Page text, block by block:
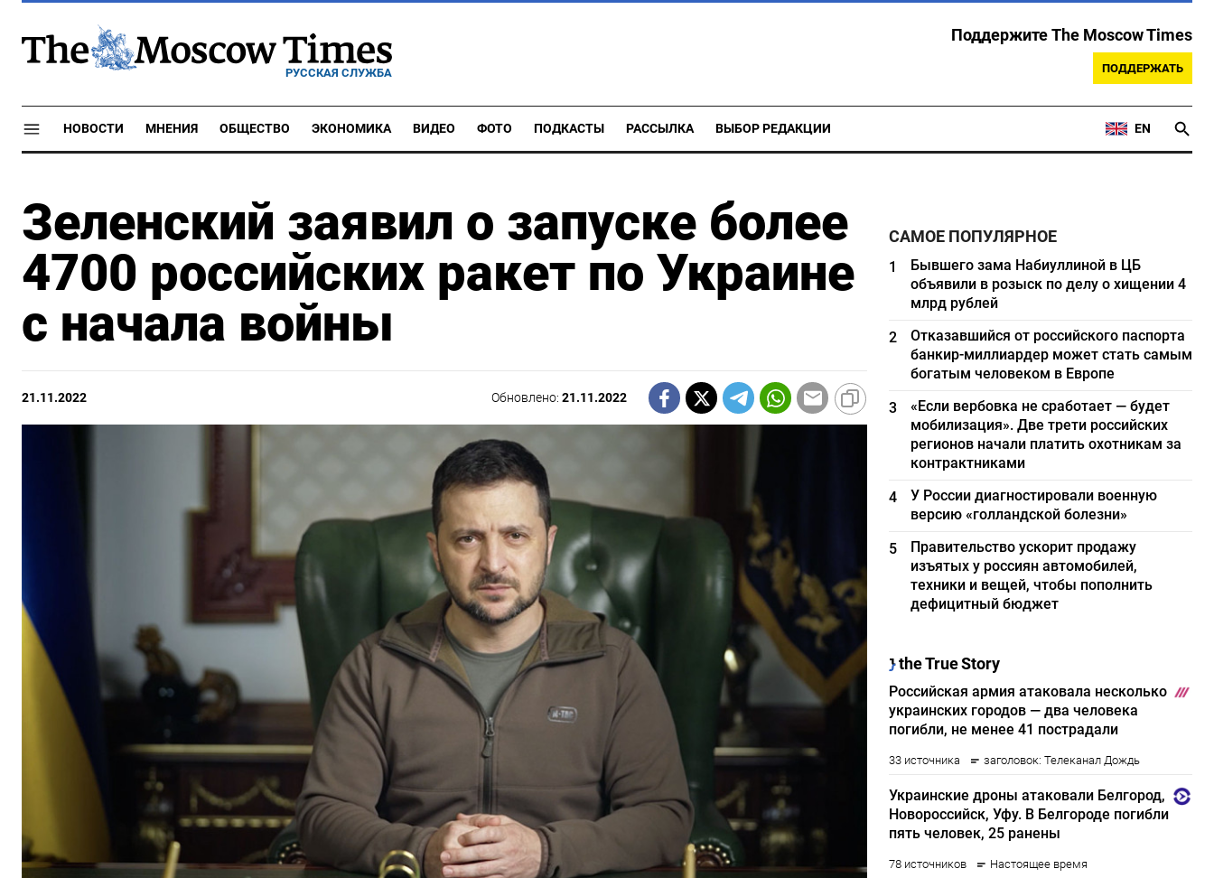
РУССКАЯ СЛУЖБА
Поддержите The Moscow Times
ПОДДЕРЖАТЬ
НОВОСТИ МНЕНИЯ ОБЩЕСТВО ЭКОНОМИКА ВИДЕО ФОТО ПОДКАСТЫ РАССЫЛКА ВЫБОР РЕДАКЦИИ EN
Зеленский заявил о запуске более
4700 российских ракет по Украине
с начала войны
21.11.2022 Обновлено:21.11.2022
САМОЕ ПОПУЛЯРНОЕ
1
Бывшего зама Набиуллиной в ЦБ
объявили в розыск по делу о хищении 4
млрд рублей
2
Отказавшийся от российского паспорта
банкир-миллиардер может стать самым
богатым человеком в Европе
3
«Если вербовка не сработает — будет
мобилизация». Две трети российских
регионов начали платить охотникам за
контрактниками
4
У России диагностировали военную
версию «голландской болезни»
5
Правительство ускорит продажу
изъятых у россиян автомобилей,
техники и вещей, чтобы пополнить
дефицитный бюджет